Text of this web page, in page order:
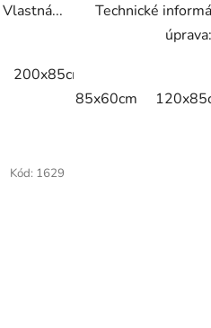
200x85cm
Technické
85x60cm
Kód: 1629